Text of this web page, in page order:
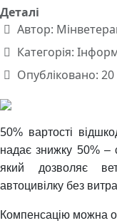
Деталі
Автор:
Категорія:
Опубліковано: 20
50% вартості
надає знижку 50% –
який дозволяє
автоцивілку без
Компенсацію можна